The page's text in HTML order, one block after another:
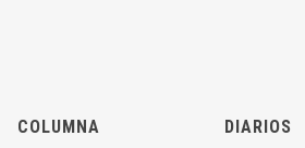
COLUMNA DIARIOS